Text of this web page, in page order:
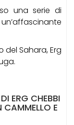
una serie di
del Sahara, Erg
ERG CHEBBI
E